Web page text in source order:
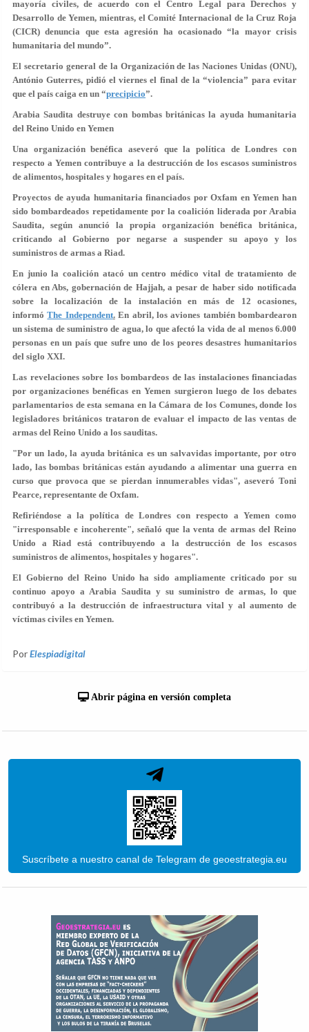
mayoría civiles, de acuerdo con el Centro Legal para Derechos y
Desarrollo de Yemen, mientras, el Comité Internacional de la Cruz Roja
(CICR) denuncia que esta agresión ha ocasionado “la mayor crisis
humanitaria del mundo”.
El secretario general de la Organización de las Naciones Unidas (ONU),
António Guterres, pidió el viernes el final de la “violencia” para evitar
que el país caiga en un “precipicio”.
Arabia Saudita destruye con bombas británicas la ayuda humanitaria
del Reino Unido en Yemen
Una organización benéfica aseveró que la política de Londres con
respecto a Yemen contribuye a la destrucción de los escasos suministros
de alimentos, hospitales y hogares en el país.
Proyectos de ayuda humanitaria financiados por Oxfam en Yemen han
sido bombardeados repetidamente por la coalición liderada por Arabia
Saudita, según anunció la propia organización benéfica británica,
criticando al Gobierno por negarse a suspender su apoyo y los
suministros de armas a Riad.
En junio la coalición atacó un centro médico vital de tratamiento de
cólera en Abs, gobernación de Hajjah, a pesar de haber sido notificada
sobre la localización de la instalación en más de 12 ocasiones,
informóThe Independent.En abril, los aviones también bombardearon
un sistema de suministro de agua, lo que afectó la vida de al menos 6.000
personas en un país que sufreuno de los peoresdesastres humanitarios
del siglo XXI.
Las revelaciones sobre los bombardeos de las instalaciones financiadas
por organizaciones benéficas en Yemen surgieron luego de los debates
parlamentarios de esta semana en la Cámara de los Comunes, donde los
legisladores británicos trataron de evaluar el impacto de las ventas de
armas del Reino Unido a los sauditas.
"Por un lado, la ayuda británica es un salvavidas importante, por otro
lado, las bombas británicas están ayudando a alimentar una guerra en
curso que provoca que se pierdan innumerables vidas", aseveró Toni
Pearce, representante de Oxfam.
Refiriéndose a la política de Londres con respecto a Yemen como
"irresponsable e incoherente", señaló que la venta de armas del Reino
Unido a Riad está contribuyendo a la destrucción de los escasos
suministros de alimentos, hospitales y hogares".
El Gobierno del Reino Unido ha sido ampliamente criticado por su
continuo apoyo a Arabia Saudita y su suministro de armas, lo que
contribuyó a la destrucción de infraestructura vital y al aumento de
víctimas civiles en Yemen.
PorElespiadigital
Abrir página en versión completa
Suscríbete a nuestro canal de Telegram de geoestrategia.eu